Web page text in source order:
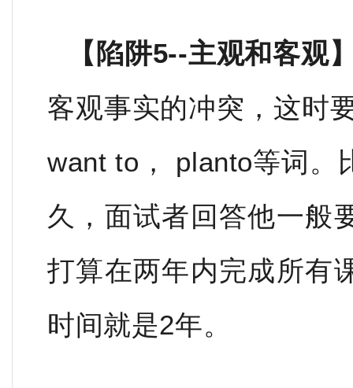
【陷阱5--主观和客观
客观事实的冲突，这时
want to， planto等词。
久，面试者回答他一般
打算在两年内完成所有
时间就是2年。